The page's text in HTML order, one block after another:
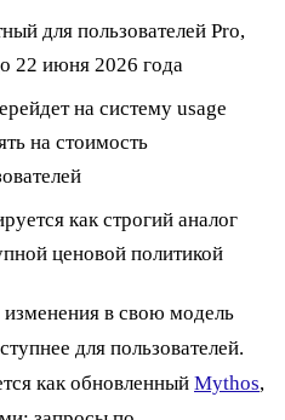
для пользователей Pro,
22 июня 2026 года
на систему usage
на стоимость
как строгий аналог
ценовой политикой
в свою модель
для пользователей.
как обновленный Mythos,